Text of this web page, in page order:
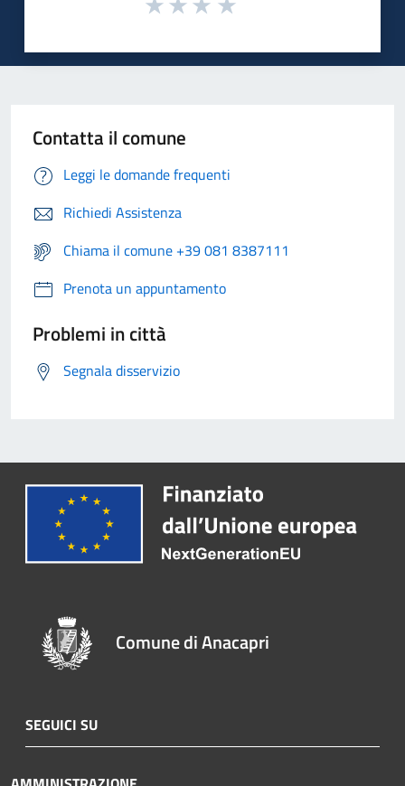
Contatta il comune
Leggi le domande frequenti
Richiedi Assistenza
Chiama il comune +39 081 8387111
Prenota un appuntamento
Problemi in città
Segnala disservizio
Comune di Anacapri
SEGUICI SU